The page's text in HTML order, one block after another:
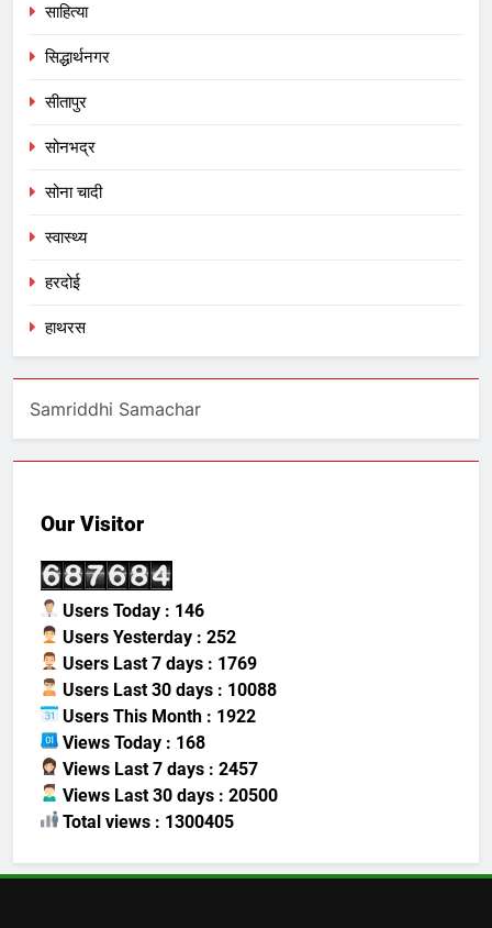
साहित्या
सिद्धार्थनगर
सीतापुर
सोनभद्र
सोना चादी
स्वास्थ्य
हरदोई
हाथरस
Samriddhi Samachar
Our Visitor
Users Today : 146
Users Yesterday : 252
Users Last 7 days : 1769
Users Last 30 days : 10088
Users This Month : 1922
Views Today : 168
Views Last 7 days : 2457
Views Last 30 days : 20500
Total views : 1300405